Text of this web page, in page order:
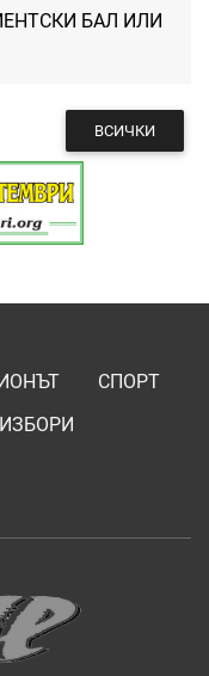
БАЛ ИЛИ
ВСИЧКИ
СПОРТ
ИЗБОРИ